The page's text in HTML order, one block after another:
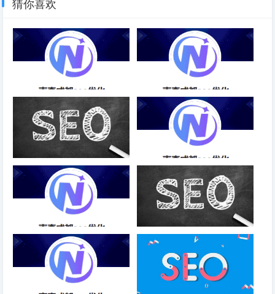
忠魁互联SEO排名优化-成都
新顶级域名SEO优化-成都SEO
网站的域名该如何选择？
SEO网站优化的目的和重要性-
成都SEO
SEO推广优化排名软件-成都
SEO
增加目录内容，文章一定要放在
目录下吗?